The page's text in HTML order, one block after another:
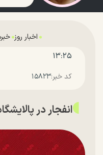
اخبار روز
۱۳:۲۵
کد خبر:۱۵۸۲۳
انفجار در